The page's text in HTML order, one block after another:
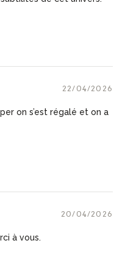
22/04/2026
on s’est régalé et on a
20/04/2026
à vous.